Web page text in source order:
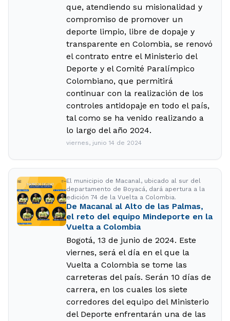
que, atendiendo su misionalidad y
compromiso de promover un
deporte limpio, libre de dopaje y
transparente en Colombia, se renovó
el contrato entre el Ministerio del
Deporte y el Comité Paralímpico
Colombiano, que permitirá
continuar con la realización de los
controles antidopaje en todo el país,
tal como se ha venido realizando a
lo largo del año 2024.
viernes, junio 14 de 2024
El municipio de Macanal, ubicado al sur del
departamento de Boyacá, dará apertura a la
edición 74 de la Vuelta a Colombia.
De Macanal al Alto de las Palmas,
el reto del equipo Mindeporte en la
Vuelta a Colombia
Bogotá, 13 de junio de 2024. Este
viernes, será el día en el que la
Vuelta a Colombia se tome las
carreteras del país. Serán 10 días de
carrera, en los cuales los siete
corredores del equipo del Ministerio
del Deporte enfrentarán una de las